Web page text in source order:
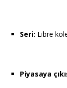
Seri: Libre
Piyasaya